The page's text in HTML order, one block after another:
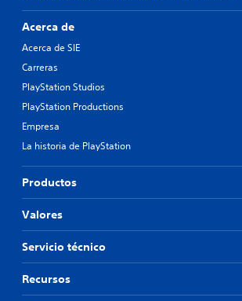
Acerca de
Acerca de SIE
Carreras
PlayStation Studios
PlayStation Productions
Empresa
La historia de PlayStation
Productos
Valores
Servicio técnico
Recursos